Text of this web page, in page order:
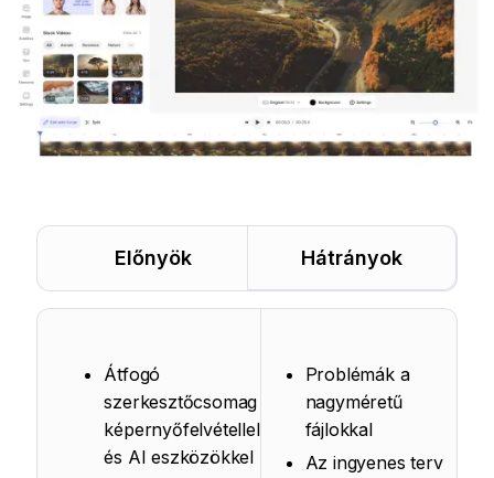
Előnyök Hátrányok
Átfogó
szerkesztőcsomag
képernyőfelvétellel
és AI eszközökkel
Problémák a
nagyméretű
fájlokkal
Az ingyenes terv